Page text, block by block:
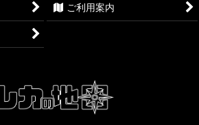
ースターパック 蒼海の七傑【OP-14】
クストラブースター ONE PIECE
ースターパック 受け継がれる意志
ご利用案内